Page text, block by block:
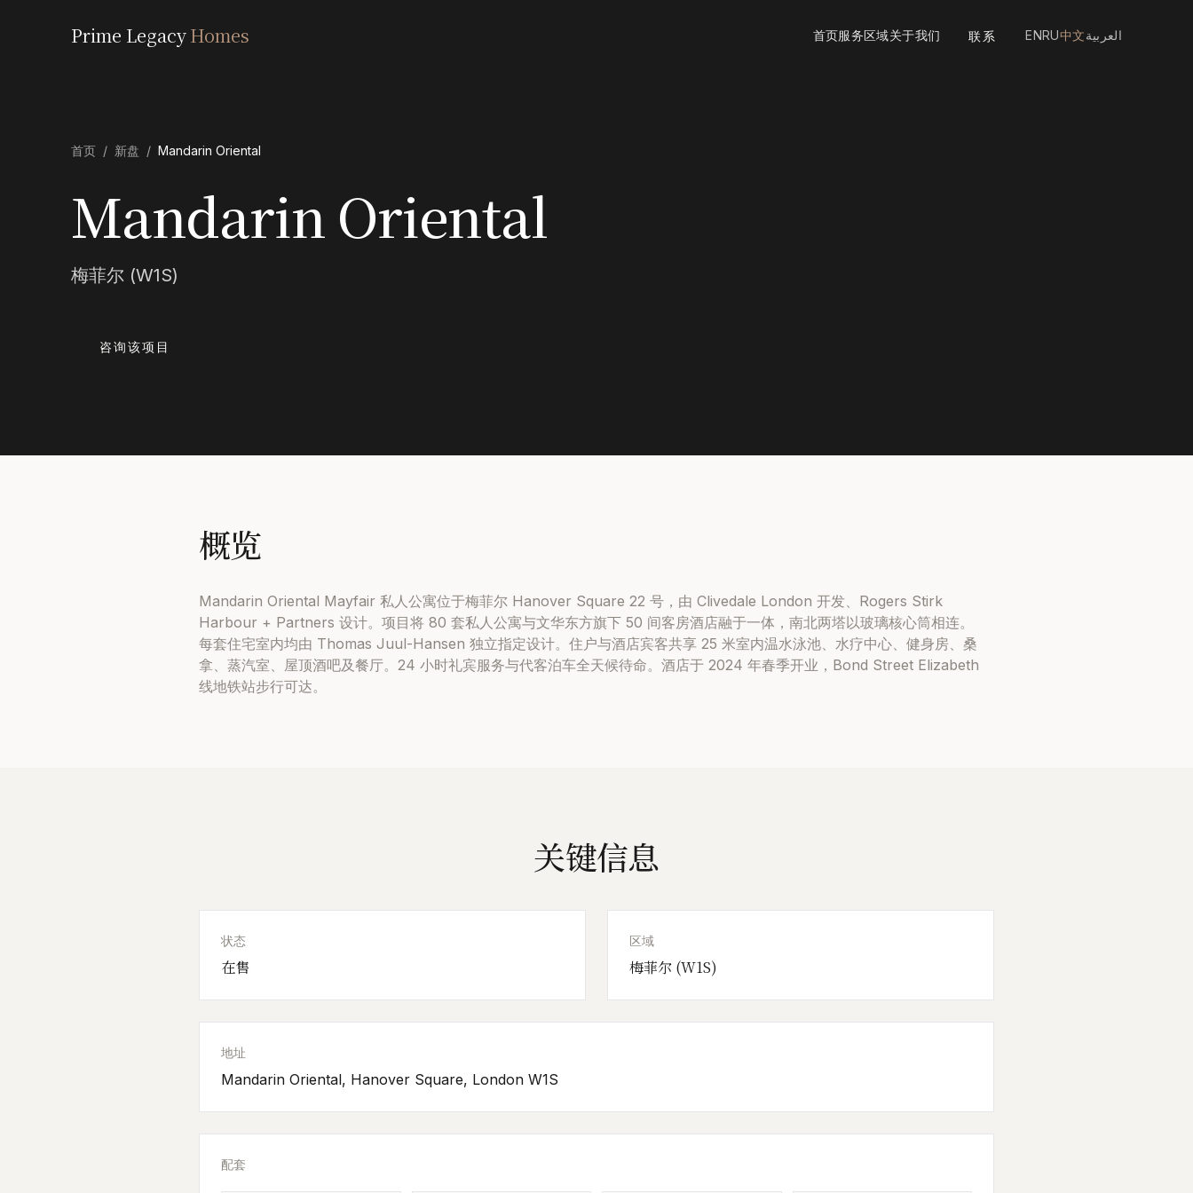
Prime LegacyHomes 首页服务区域关于我们 联系 ENRU中文العربية
首页 / 新盘 / Mandarin Oriental
Mandarin Oriental
梅菲尔 (W1S)
咨询该项目
概览
Mandarin Oriental Mayfair 私人公寓位于梅菲尔 Hanover Square 22 号，由 Clivedale London 开发、Rogers Stirk
Harbour + Partners 设计。项目将 80 套私人公寓与文华东方旗下 50 间客房酒店融于一体，南北两塔以玻璃核心筒相连。
每套住宅室内均由 Thomas Juul-Hansen 独立指定设计。住户与酒店宾客共享 25 米室内温水泳池、水疗中心、健身房、桑
拿、蒸汽室、屋顶酒吧及餐厅。24 小时礼宾服务与代客泊车全天候待命。酒店于 2024 年春季开业，Bond Street Elizabeth
线地铁站步行可达。
关键信息
状态
在售
区域
梅菲尔 (W1S)
地址
Mandarin Oriental, Hanover Square, London W1S
配套